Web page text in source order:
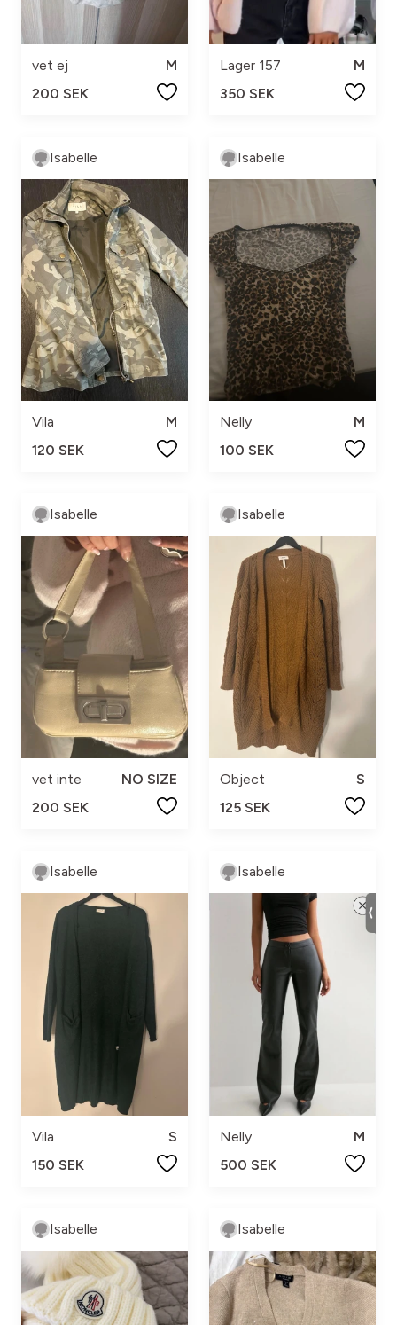
vet ej
M
200 SEK
Lager 157
M
350 SEK
Isabelle
Vila
M
120 SEK
Isabelle
Nelly
M
100 SEK
Isabelle
vet inte
NO SIZE
200 SEK
Isabelle
Object
S
125 SEK
Isabelle
Vila
S
150 SEK
Isabelle
Nelly
M
500 SEK
Isabelle Isabelle